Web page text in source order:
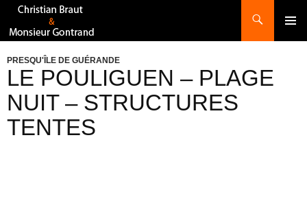
Recherche
AU
PRESQU'ÎLE DE GUÉRANDE
LE POULIGUEN – PLAGE
NUIT – STRUCTURES
TENTES